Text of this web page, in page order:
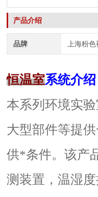
产品介绍
品牌 上海粉
恒温室系统介绍
本系列环境实验
大型部件等提供
供*条件。该
测装置，温